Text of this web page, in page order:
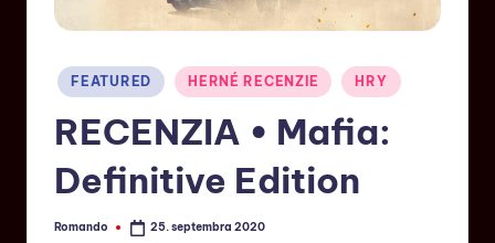
FEATURED HERNÉ RECENZIE HRY
RECENZIA • Mafia:
Definitive Edition
Romando 25. septembra 2020